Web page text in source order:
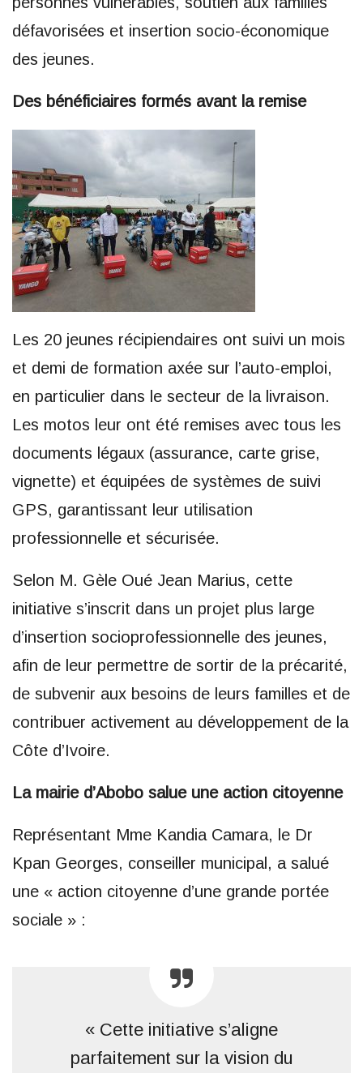
défavorisées et insertion socio-économique
des jeunes.
Des bénéficiaires formés avant la remise
Les 20 jeunes récipiendaires ont suivi un mois
et demi de formation axée sur l’auto-emploi,
en particulier dans le secteur de la livraison.
Les motos leur ont été remises avec tous les
documents légaux (assurance, carte grise,
vignette) et équipées de systèmes de suivi
GPS, garantissant leur utilisation
professionnelle et sécurisée.
Selon M. Gèle Oué Jean Marius, cette
initiative s’inscrit dans un projet plus large
d’insertion socioprofessionnelle des jeunes,
afin de leur permettre de sortir de la précarité,
de subvenir aux besoins de leurs familles et de
contribuer activement au développement de la
Côte d’Ivoire.
La mairie d’Abobo salue une action citoyenne
Représentant Mme Kandia Camara, le Dr
Kpan Georges, conseiller municipal, a salué
une « action citoyenne d’une grande portée
sociale » :
« Cette initiative s’aligne
parfaitement sur la vision du